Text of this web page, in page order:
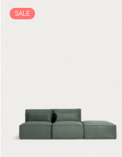
SALE